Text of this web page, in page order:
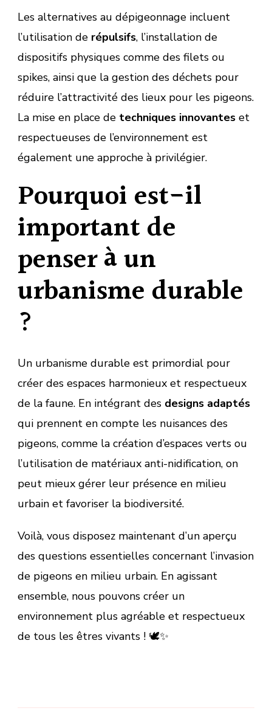
Les alternatives au dépigeonnage incluent
l’utilisation de répulsifs, l’installation de
dispositifs physiques comme des filets ou
spikes, ainsi que la gestion des déchets pour
réduire l’attractivité des lieux pour les pigeons.
La mise en place de techniques innovantes et
respectueuses de l’environnement est
également une approche à privilégier.
Pourquoi est-il
important de
penser à un
urbanisme durable
?
Un urbanisme durable est primordial pour
créer des espaces harmonieux et respectueux
de la faune. En intégrant des designs adaptés
qui prennent en compte les nuisances des
pigeons, comme la création d’espaces verts ou
l’utilisation de matériaux anti-nidification, on
peut mieux gérer leur présence en milieu
urbain et favoriser la biodiversité.
Voilà, vous disposez maintenant d’un aperçu
des questions essentielles concernant l’invasion
de pigeons en milieu urbain. En agissant
ensemble, nous pouvons créer un
environnement plus agréable et respectueux
de tous les êtres vivants ! 🕊️✨